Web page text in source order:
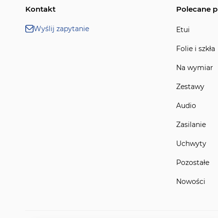
Kontakt
Wyślij zapytanie
Polecane
Etui
Folie i szkła
Na wymiar
Zestawy
Audio
Zasilanie
Uchwyty
Pozostałe
Nowości